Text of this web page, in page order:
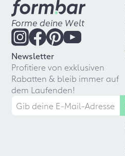
Forme deine Welt
Newsletter
Profitiere von exklusiven
Rabatten & bleib immer auf
dem Laufenden!